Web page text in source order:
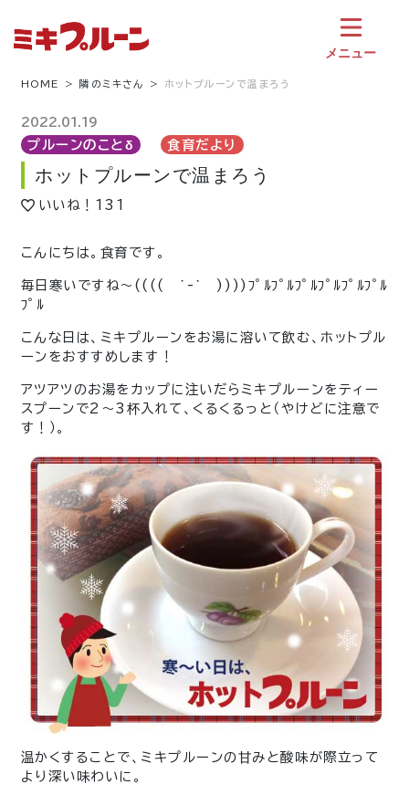
メニュー
HOME 隣のミキさん ホットプルーンで温まろう
2022.01.19
プルーンのことδ 食育だより
ホットプルーンで温まろう
いいね！ 131
こんにちは。食育です。
毎日寒いですね〜 (((( ˙-˙ )))) ﾌﾟﾙﾌﾟﾙﾌﾟﾙﾌﾟﾙﾌﾟﾙﾌﾟﾙ
ﾌﾟﾙ
こんな日は、ミキプルーンをお湯に溶いて飲む、ホットプル
ーンをおすすめします！
アツアツのお湯をカップに注いだらミキプルーンをティー
スプーンで2～3杯入れて、くるくるっと（やけどに注意で
す！）。
温かくすることで、ミキプルーンの甘みと酸味が際立って
より深い味わいに。